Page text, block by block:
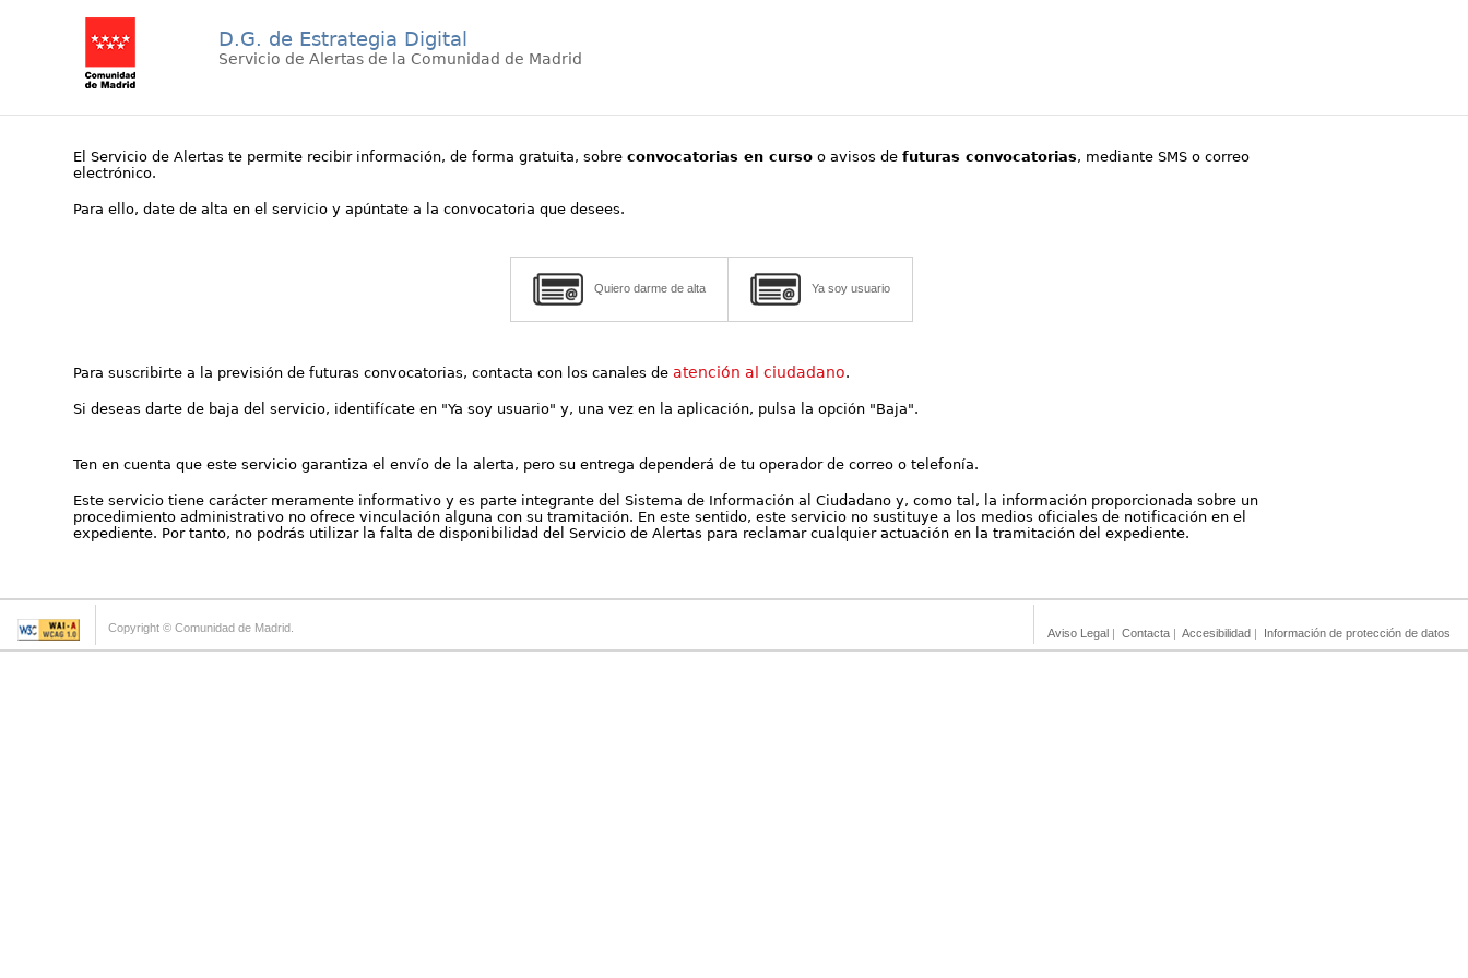
D.G. de Estrategia Digital
Servicio de Alertas de la Comunidad de Madrid
El Servicio de Alertas te permite recibir información, de forma gratuita, sobreconvocatorias en curso o avisos defuturas convocatorias, mediante SMS o correo
electrónico.
Para ello, date de alta en el servicio y apúntate a la convocatoria que desees.
Quiero darme de alta Ya soy usuario
Para suscribirte a la previsión de futuras convocatorias, contacta con los canales deatención al ciudadano.
Si deseas darte de baja del servicio, identifícate en "Ya soy usuario" y, una vez en la aplicación, pulsa la opción "Baja".
Ten en cuenta que este servicio garantiza el envío de la alerta, pero su entrega dependerá de tu operador de correo o telefonía.
Este servicio tiene carácter meramente informativo y es parte integrante del Sistema de Información al Ciudadano y, como tal, la información proporcionada sobre un
procedimiento administrativo no ofrece vinculación alguna con su tramitación. En este sentido, este servicio no sustituye a los medios oficiales de notificación en el
expediente. Por tanto, no podrás utilizar la falta de disponibilidad del Servicio de Alertas para reclamar cualquier actuación en la tramitación del expediente.
Copyright © Comunidad de Madrid. Aviso Legal | Contacta | Accesibilidad | Información de protección de datos